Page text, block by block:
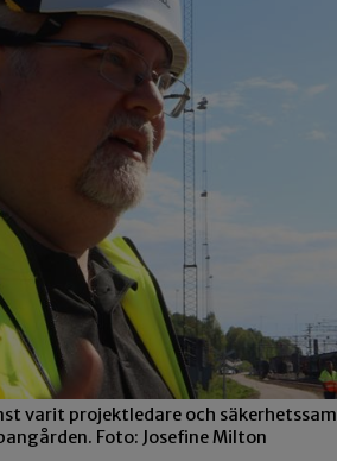
varit projektledare och
Foto: Josefine Milton